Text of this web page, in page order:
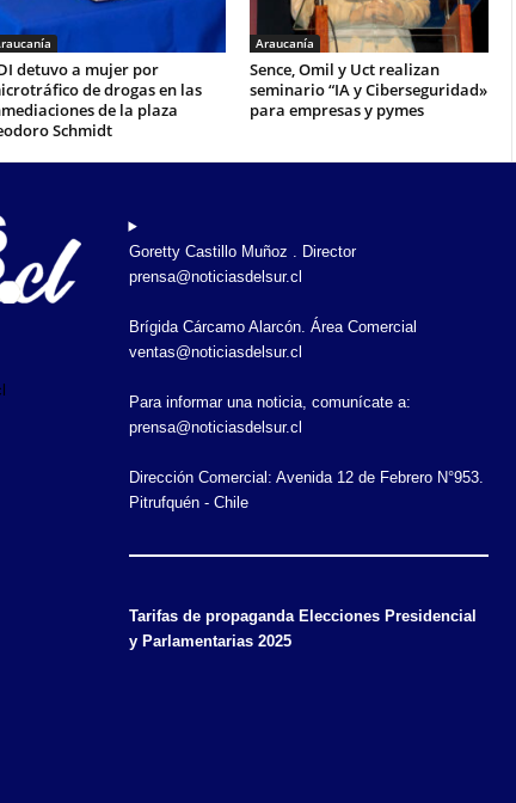
detuvo a mujer por
de drogas en las
de la plaza
Schmidt
Araucanía
Sence, Omil y Uct realizan
seminario “IA y Ciberseguridad»
para empresas y pymes
Goretty Castillo Muñoz . Director
prensa@noticiasdelsur.cl
Brígida Cárcamo Alarcón. Área Comercial
ventas@noticiasdelsur.cl
Para informar una noticia, comunícate a:
prensa@noticiasdelsur.cl
Dirección Comercial: Avenida 12 de Febrero N°953.
Pitrufquén - Chile
Tarifas de propaganda Elecciones Presidencial
y Parlamentarias 2025